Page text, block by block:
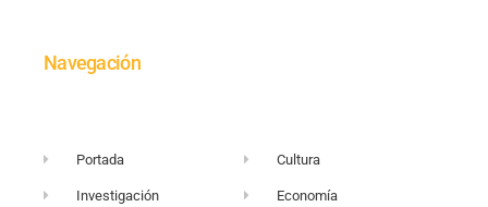
Navegación
Portada
Investigación
Cultura
Economía